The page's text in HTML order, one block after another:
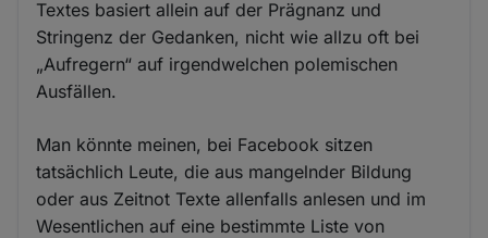
Textes basiert allein auf der Prägnanz und
Stringenz der Gedanken, nicht wie allzu oft bei
„Aufregern“ auf irgendwelchen polemischen
Ausfällen.
Man könnte meinen, bei Facebook sitzen
tatsächlich Leute, die aus mangelnder Bildung
oder aus Zeitnot Texte allenfalls anlesen und im
Wesentlichen auf eine bestimmte Liste von